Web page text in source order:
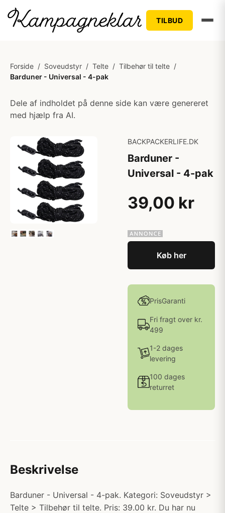
TILBUD
Forside / Soveudstyr / Telte / Tilbehør til telte /
Barduner - Universal - 4-pak
Dele af indholdet på denne side kan være genereret
med hjælp fra AI.
BACKPACKERLIFE.DK
Barduner -
Universal - 4-pak
39,00 kr
Køb her
PrisGaranti
Fri fragt over kr.
499
1-2 dages
levering
100 dages
returret
Beskrivelse
Barduner - Universal - 4-pak. Kategori: Soveudstyr >
Telte > Tilbehør til telte. Pris: 39.00 kr. Du har nu